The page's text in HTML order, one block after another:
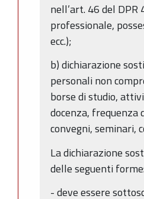
nell’art. 46 del
professionale,
ecc.);
b) dichiarazione
personali non
borse di studio,
docenza, frequenza
convegni, seminari,
La dichiarazione
delle seguenti
- deve essere